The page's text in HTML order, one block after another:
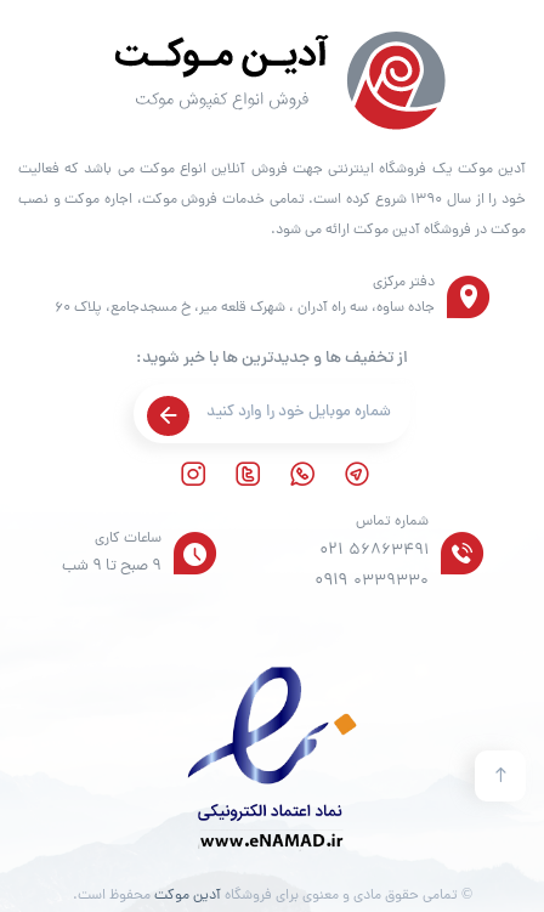
آدین موکت یک فروشگاه اینترنتی جهت فروش آنلاین انواع موکت می باشد که فعالیت
خود را از سال ۱۳۹۰ شروع کرده است. تمامی خدمات فروش موکت، اجاره موکت و نصب
موکت در فروشگاه آدین موکت ارائه می شود.
شماره تماس
021 56863491
0919 0339330
ساعات کاری
9 صبح تا 9 شب
دفتر مرکزی
جاده ساوه، سه راه آدران ، شهرک قلعه میر، خ مسجدجامع، پلاک 60
از تخفیف ها و جدیدترین ها با خبر شوید:
© تمامی حقوق مادی و معنوی برای فروشگاهآدین موکتمحفوظ است.